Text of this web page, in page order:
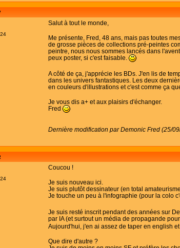
Salut à tout le monde,
Me présente, Fred, 48 ans, mais pas toutes
de grosse pièces de collections pré-peintes
peintre, nous nous sommes lancés dans
peux poster, si c'est faisable.
A côté de ça, j'apprécie les BDs. J'en lis de
dans les univers fantastiques. Les deux
en couleurs d'illustrations et c'est comme ça
Je vous dis a+ et aux plaisirs d'échanger.
Fred
Dernière modification par Demonic Fred (25/
Coucou !
Je suis nouveau ici.
Je suis plutôt dessinateur (en total
Je touche un peu à l'infographie (pour la colo
Je suis resté inscrit pendant des années sur
par IA (et surtout un média de propagande
Aujourd'hui, j'en ai assez de taper en english
Que dire d'autre ?